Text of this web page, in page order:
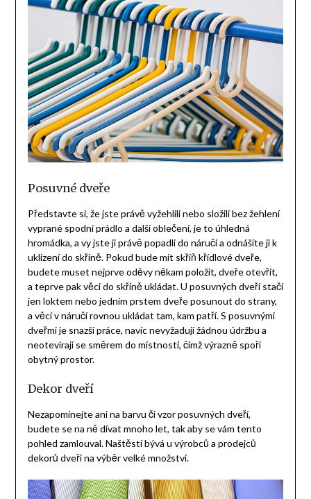
Posuvné dveře
Představte si, že jste právě vyžehlili nebo složili bez žehlení
vyprané spodní prádlo a další oblečení, je to úhledná
hromádka, a vy jste ji právě popadli do náručí a odnášíte ji k
uklizení do skříně. Pokud bude mít skříň křídlové dveře,
budete muset nejprve oděvy někam položit, dveře otevřít,
a teprve pak věci do skříně ukládat. U posuvných dveří stačí
jen loktem nebo jedním prstem dveře posunout do strany,
a věci v náručí rovnou ukládat tam, kam patří. S posuvnými
dveřmi je snazší práce, navíc nevyžadují žádnou údržbu a
neotevírají se směrem do místnosti, čímž výrazně spoří
obytný prostor.
Dekor dveří
Nezapomínejte ani na barvu či vzor posuvných dveří,
budete se na ně dívat mnoho let, tak aby se vám tento
pohled zamlouval. Naštěstí bývá u výrobců a prodejců
dekorů dveří na výběr velké množství.